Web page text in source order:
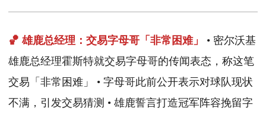
🏀 雄鹿总经理：交易字母哥「非常困难」
• 密尔沃基
雄鹿总经理霍斯特就交易字母哥的传闻表态，称这笔
交易「非常困难」 • 字母哥此前公开表示对球队现状
不满，引发交易猜测 • 雄鹿誓言打造冠军阵容挽留字